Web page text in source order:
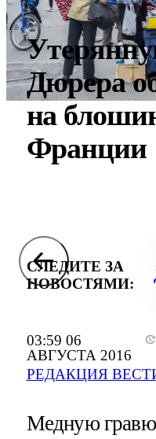
03:59 06
АВГУСТА 2016
РЕДАКЦИЯ
Дюрера
на
Франции
СЛЕДИТЕ ЗА
НОВОСТЯМИ:
Медную